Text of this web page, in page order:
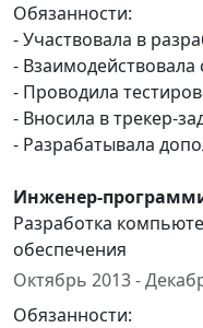
Обязанности:
- Участвовала в
-
- Проводила
- Вносила в трекер-
- Разрабатывала
Инженер-
Разработка
обеспечения
Октябрь 2013 -
Обязанности: